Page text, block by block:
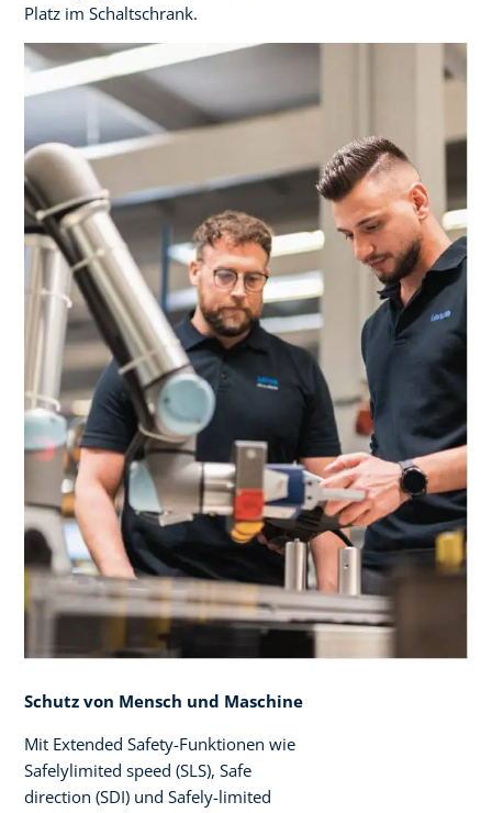
Platz im Schaltschrank.
Schutz von Mensch und Maschine
Mit Extended Safety-Funktionen wie
Safelylimited speed (SLS), Safe
direction (SDI) und Safely-limited